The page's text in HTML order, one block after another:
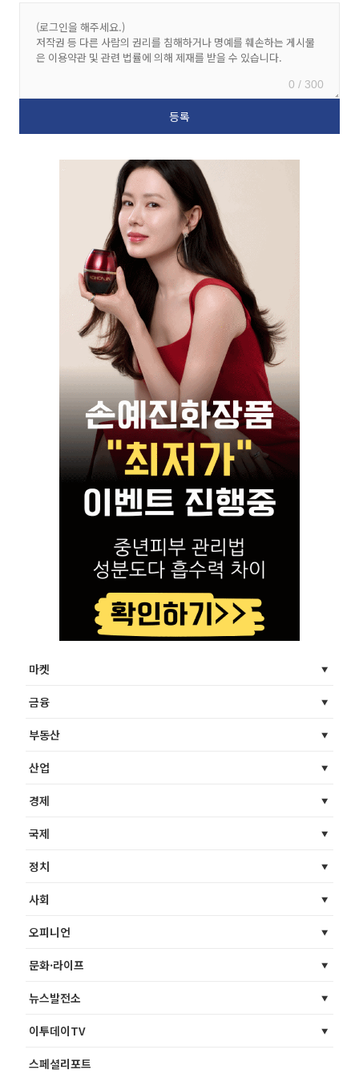
0 / 300
마켓
금융
부동산
산업
경제
국제
정치
사회
오피니언
문화·라이프
뉴스발전소
이투데이TV
스페셜리포트